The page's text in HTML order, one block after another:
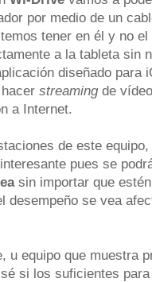
por medio de un
tener en él y no
a la tableta sin
diseñado para
streamingde
a Internet.
de este
pues se
sin importar que
desempeño se vea
u equipo que muestra
si los suficientes